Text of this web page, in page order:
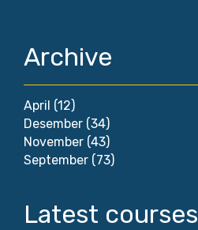
Archive
April (12)
Desember (34)
November (43)
September (73)
Latest courses